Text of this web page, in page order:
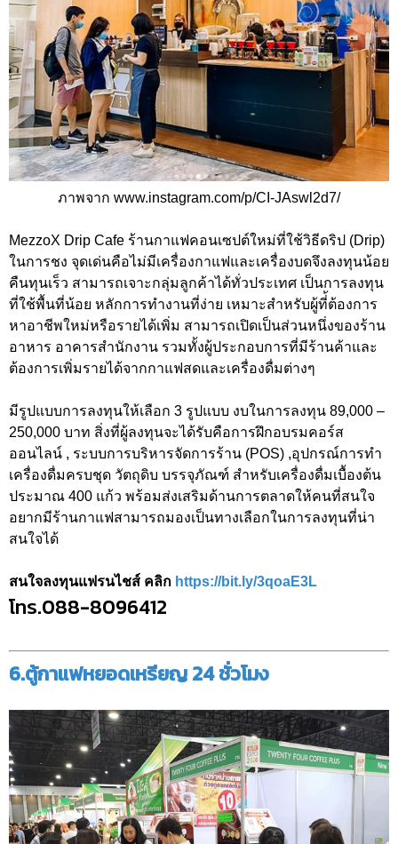
ภาพจาก www.instagram.com/p/CI-JAswl2d7/
MezzoX Drip Cafe ร้านกาแฟคอนเซปต์ใหม่ที่ใช้วิธีดริป (Drip)
ในการชง จุดเด่นคือไม่มีเครื่องกาแฟและเครื่องบดจึงลงทุนน้อย
คืนทุนเร็ว สามารถเจาะกลุ่มลูกค้าได้ทั่วประเทศ เป็นการลงทุน
ที่ใช้พื้นที่น้อย หลักการทำงานที่ง่าย เหมาะสำหรับผู้ที่้ต้องการ
หาอาชีพใหม่หรือรายได้เพิ่ม สามารถเปิดเป็นส่วนหนึ่งของร้าน
อาหาร อาคารสำนักงาน รวมทั้งผู้ประกอบการที่มีร้านค้าและ
ต้องการเพิ่มรายได้จากกาแฟสดและเครื่องดื่มต่างๆ
มีรูปแบบการลงทุนให้เลือก 3 รูปแบบ งบในการลงทุน 89,000 –
250,000 บาท สิ่งที่ผู้ลงทุนจะได้รับคือการฝึกอบรมคอร์ส
ออนไลน์ , ระบบการบริหารจัดการร้าน (POS) ,อุปกรณ์การทำ
เครื่องดื่มครบชุด วัตถุดิบ บรรจุภัณฑ์ สำหรับเครื่องดื่มเบื้องต้น
ประมาณ 400 แก้ว พร้อมส่งเสริมด้านการตลาดให้คนที่สนใจ
อยากมีร้านกาแฟสามารถมองเป็นทางเลือกในการลงทุนที่น่า
สนใจได้
สนใจลงทุนแฟรนไชส์ คลิก https://bit.ly/3qoaE3L
โทร.088-8096412
6.ตู้กาแฟหยอดเหรียญ 24 ชั่วโมง